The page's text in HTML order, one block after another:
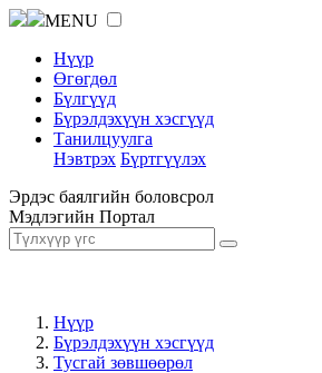
MENU
Нүүр
Өгөгдөл
Бүлгүүд
Бүрэлдэхүүн хэсгүүд
Танилцуулга
Нэвтрэх Бүртгүүлэх
Эрдэс баялгийн боловсрол
Мэдлэгийн Портал
Нүүр
Бүрэлдэхүүн хэсгүүд
Тусгай зөвшөөрөл